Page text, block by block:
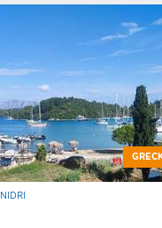
BEZTROSKIE
AGIOS NIKITAS